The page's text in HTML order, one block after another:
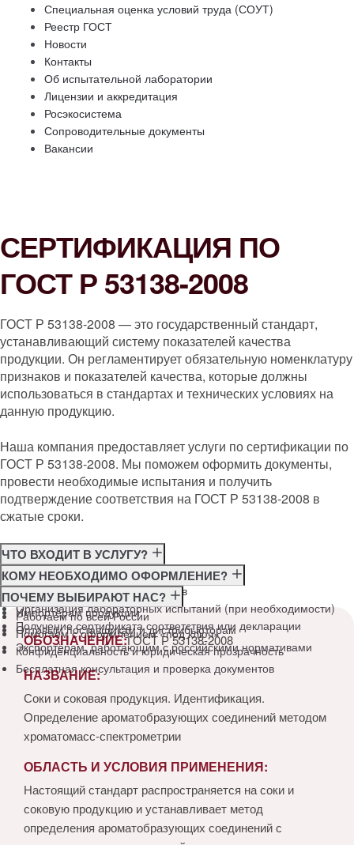
Специальная оценка условий труда (СОУТ)
Реестр ГОСТ
Новости
Контакты
Об испытательной лаборатории
Лицензии и аккредитация
Росэкосистема
Сопроводительные документы
Вакансии
СЕРТИФИКАЦИЯ ПО
ГОСТ Р 53138-2008
ГОСТ Р 53138-2008 — это государственный стандарт,
устанавливающий систему показателей качества
продукции. Он регламентирует обязательную номенклатуру
признаков и показателей качества, которые должны
использоваться в стандартах и технических условиях на
данную продукцию.
Наша компания предоставляет услуги по сертификации по
ГОСТ Р 53138-2008. Мы поможем оформить документы,
провести необходимые испытания и получить
подтверждение соответствия на ГОСТ Р 53138-2008 в
сжатые сроки.
ЧТО ВХОДИТ В УСЛУГУ?
Консультация по требованиям ГОСТ
Подготовка и подача документов
Организация лабораторных испытаний (при необходимости)
Получение сертификата соответствия или декларации
КОМУ НЕОБХОДИМО ОФОРМЛЕНИЕ?
Производителям
Импортёрам продукции
Оптовым поставщикам и дистрибьюторам
Экспортёрам, работающим с российскими нормативами
ПОЧЕМУ ВЫБИРАЮТ НАС?
Работаем по всей России
Помогаем с оформлением «под ключ»
Конфиденциальность и юридическая прозрачность
Бесплатная консультация и проверка документов
ОБОЗНАЧЕНИЕ:ГОСТ Р 53138-2008
НАЗВАНИЕ:
Соки и соковая продукция. Идентификация.
Определение ароматобразующих соединений методом
хроматомасс-спектрометрии
ОБЛАСТЬ И УСЛОВИЯ ПРИМЕНЕНИЯ:
Настоящий стандарт распространяется на соки и
соковую продукцию и устанавливает метод
определения ароматобразующих соединений с